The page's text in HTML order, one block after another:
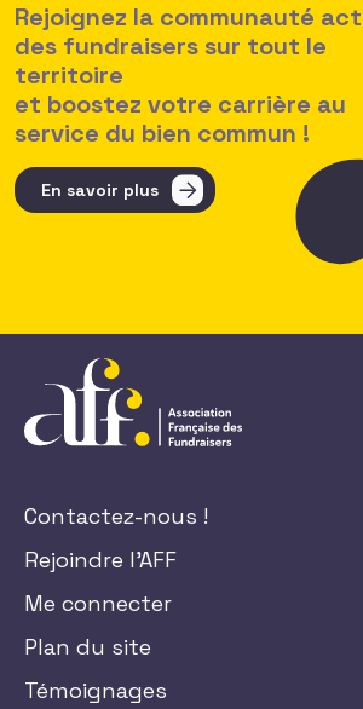
Rejoignez la communauté
des fundraisers sur tout le
territoire
et boostez votre carrière au
service du bien commun !
En savoir plus
Contactez-nous !
Rejoindre l'AFF
Me connecter
Plan du site
Témoignages